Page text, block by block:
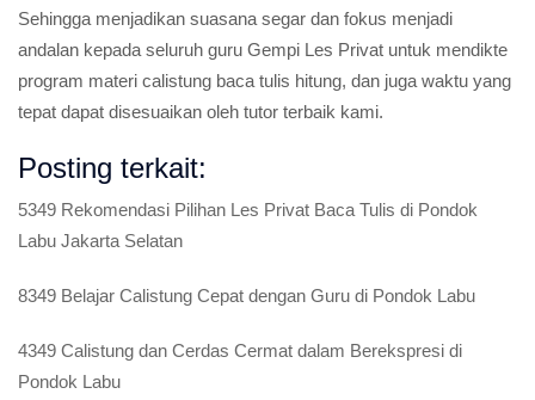
Sehingga menjadikan suasana segar dan fokus menjadi
andalan kepada seluruh guru Gempi Les Privat untuk mendikte
program materi calistung baca tulis hitung, dan juga waktu yang
tepat dapat disesuaikan oleh tutor terbaik kami.
Posting terkait:
5349 Rekomendasi Pilihan Les Privat Baca Tulis di Pondok
Labu Jakarta Selatan
8349 Belajar Calistung Cepat dengan Guru di Pondok Labu
4349 Calistung dan Cerdas Cermat dalam Berekspresi di
Pondok Labu